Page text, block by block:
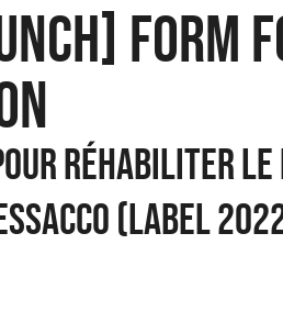
FORM
réhabiliter le
(Label